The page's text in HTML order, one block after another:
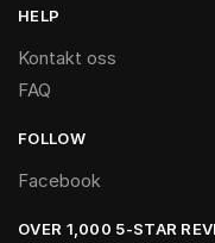
HELP
Kontakt oss
FAQ
FOLLOW
Facebook
OVER 1,000 5-STAR